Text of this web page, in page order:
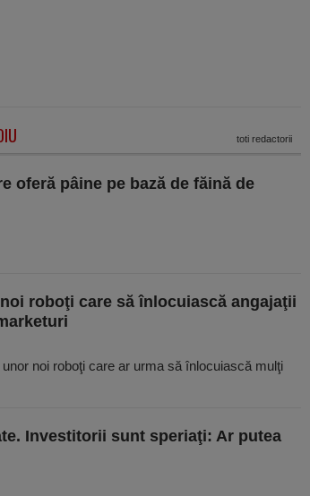
toti redactorii
oferă pâine pe bază de făină de
roboţi care să înlocuiască angajaţii
noi roboţi care ar urma să înlocuiască mulţi
Investitorii sunt speriaţi: Ar putea